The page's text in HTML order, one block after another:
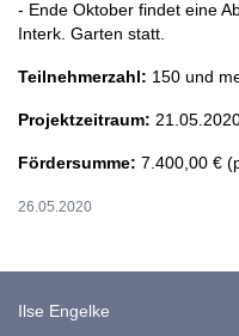
- Ende Oktober findet eine
Interk. Garten statt.
Teilnehmerzahl: 150 und
Projektzeitraum:
Fördersumme: 7.400,00 €
26.05.2020
Ilse Engelke